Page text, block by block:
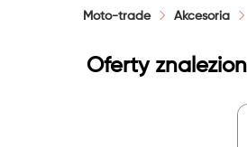
Moto-trade Akcesoria
Oferty